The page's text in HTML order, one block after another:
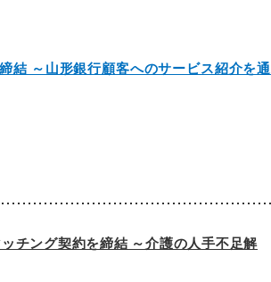
結 ～山形銀行顧客へのサービス紹介を通
チング契約を締結 ～介護の人手不足解